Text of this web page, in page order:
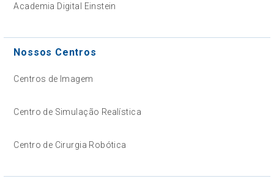
Academia Digital Einstein
Nossos Centros
Centros de Imagem
Centro de Simulação Realística
Centro de Cirurgia Robótica